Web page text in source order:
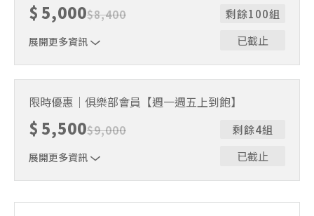
$5,000$8,400
展開更多資訊
剩餘100組
已截止
限時優惠｜俱樂部會員【週一週五上到飽】
$5,500$9,000
展開更多資訊
剩餘4組
已截止
限時限量☆早鳥優惠